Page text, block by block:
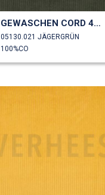
GEWASCHEN CORD 4.5W
05130.021 JÄGERGRÜN
100%CO